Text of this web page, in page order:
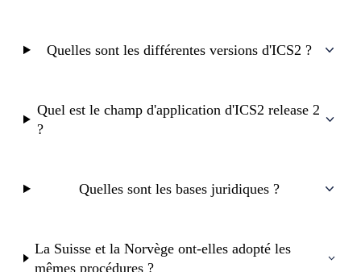
Quelles sont les différentes versions d'ICS2 ?
Quel est le champ d'application d'ICS2 release 2
?
Quelles sont les bases juridiques ?
La Suisse et la Norvège ont-elles adopté les
mêmes procédures ?